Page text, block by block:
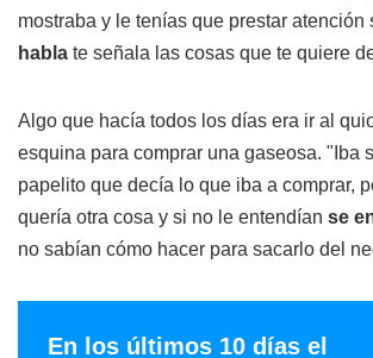
mostraba y le tenías que prestar atención
habla te señala las cosas que te quiere
Algo que hacía todos los días era ir al
esquina para comprar una gaseosa. "Iba
papelito que decía lo que iba a comprar,
quería otra cosa y si no le entendían se
no sabían cómo hacer para sacarlo del
En los últimos 10 días el